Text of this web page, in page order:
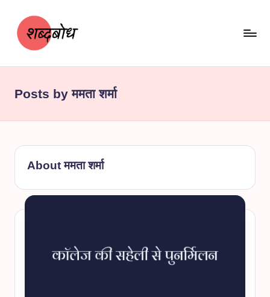
बो
ध
Posts by ममता शर्मा
About ममता शर्मा